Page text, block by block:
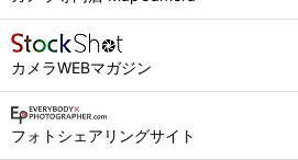
カメラWEBマガジン
フォトシェアリングサイト